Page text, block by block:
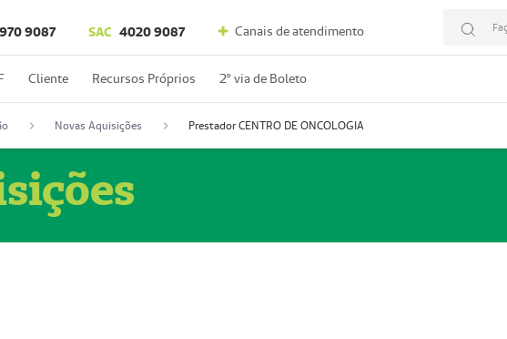
9087 SAC 4020 9087 Canais de atendimento
Cliente Recursos Próprios 2º via de Boleto
Novas Aquisições Prestador CENTRO DE ONCOLOGIA